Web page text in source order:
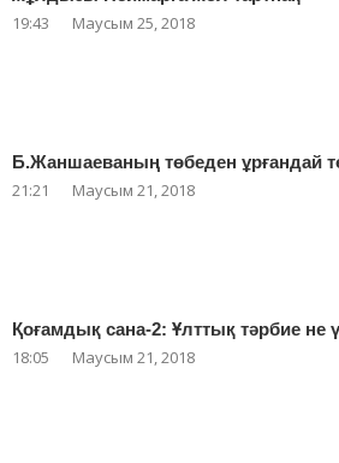
19:43 Маусым 25, 2018
Б.Жаншаеваның төбеден ұрғандай
21:21 Маусым 21, 2018
Қоғамдық сана-2: Ұлттық тәрбие не
18:05 Маусым 21, 2018